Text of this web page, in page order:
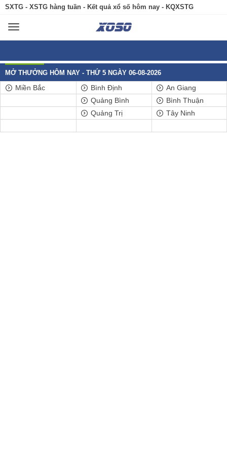
SXTG - XSTG hàng tuần - Kết quả xổ số hôm nay - KQXSTG
Toggle
MỞ THƯỞNG HÔM NAY - THỨ 5 NGÀY 06-08-2026
Miền Bắc
Bình Định
Quảng Bình
Quảng Trị
An Giang
Bình Thuận
Tây Ninh